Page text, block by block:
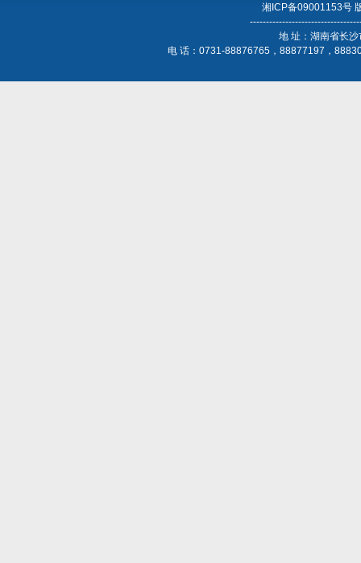
湘ICP备09001153号
地 址：湖南省长
电 话：0731-88876765，88877197，